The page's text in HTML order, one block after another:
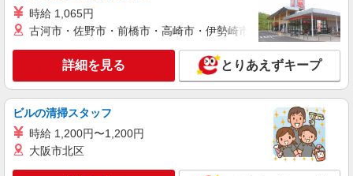
時給 1,065円
古河市・佐野市・前橋市・高崎市・伊勢崎市・太田市・館林市
詳細を見る とりあえずキープ
ビルの清掃スタッフ
時給 1,200円〜1,200円
大阪市北区